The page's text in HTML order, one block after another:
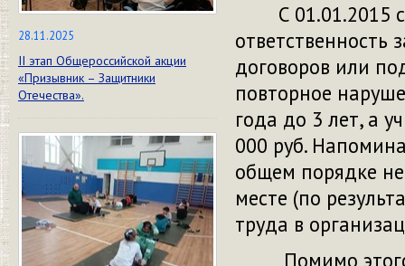
28.11.2025
II этап Общероссийской акции
«Призывник – Защитники
Отечества».
С 01.01.2015
ответственность
договоров или
повторное
года до 3 лет, а
000 руб.
общем порядке
месте (по
труда в
Помимо этого,